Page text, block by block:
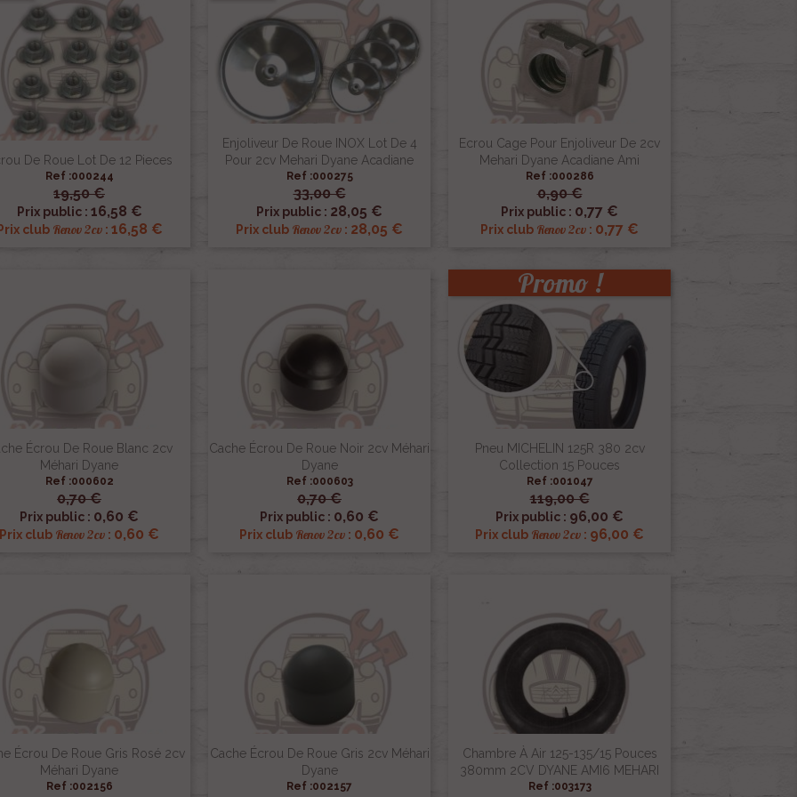
De Roue Lot De 12 Pieces
Ref :000244
19,50 €
Prix public : 16,58 €
club Renov 2cv: 16,58 €
 Aperçu rapide
Enjoliveur De Roue INOX Lot De 4
Pour 2cv Mehari Dyane Acadiane
Ref :000275
33,00 €
Prix public : 28,05 €
Prix club Renov 2cv : 28,05 €
 Aperçu rapide
Ecrou Cage Pour Enjoliveur De 2cv
Mehari Dyane Acadiane Ami
Ref :000286
0,90 €
Prix public : 0,77 €
Prix club Renov 2cv : 0,77 €
 Aperçu rapide
Écrou De Roue Blanc 2cv
Méhari Dyane
Ref :000602
0,70 €
Prix public : 0,60 €
Prix club Renov 2cv : 0,60 €
 Aperçu rapide
Cache Écrou De Roue Noir 2cv Méhari
Dyane
Ref :000603
0,70 €
Prix public : 0,60 €
Prix club Renov 2cv : 0,60 €
 Aperçu rapide
Pneu MICHELIN 125R 380 2cv
Collection 15 Pouces
Ref :001047
119,00 €
Prix public : 96,00 €
Prix club Renov 2cv : 96,00 €
Promo !
 Aperçu rapide
Écrou De Roue Gris Rosé 2cv
Méhari Dyane
Ref :002156
Cache Écrou De Roue Gris 2cv Méhari
Dyane
Ref :002157
Chambre À Air 125-135/15 Pouces
380mm 2CV DYANE AMI6 MEHARI
Ref :003173